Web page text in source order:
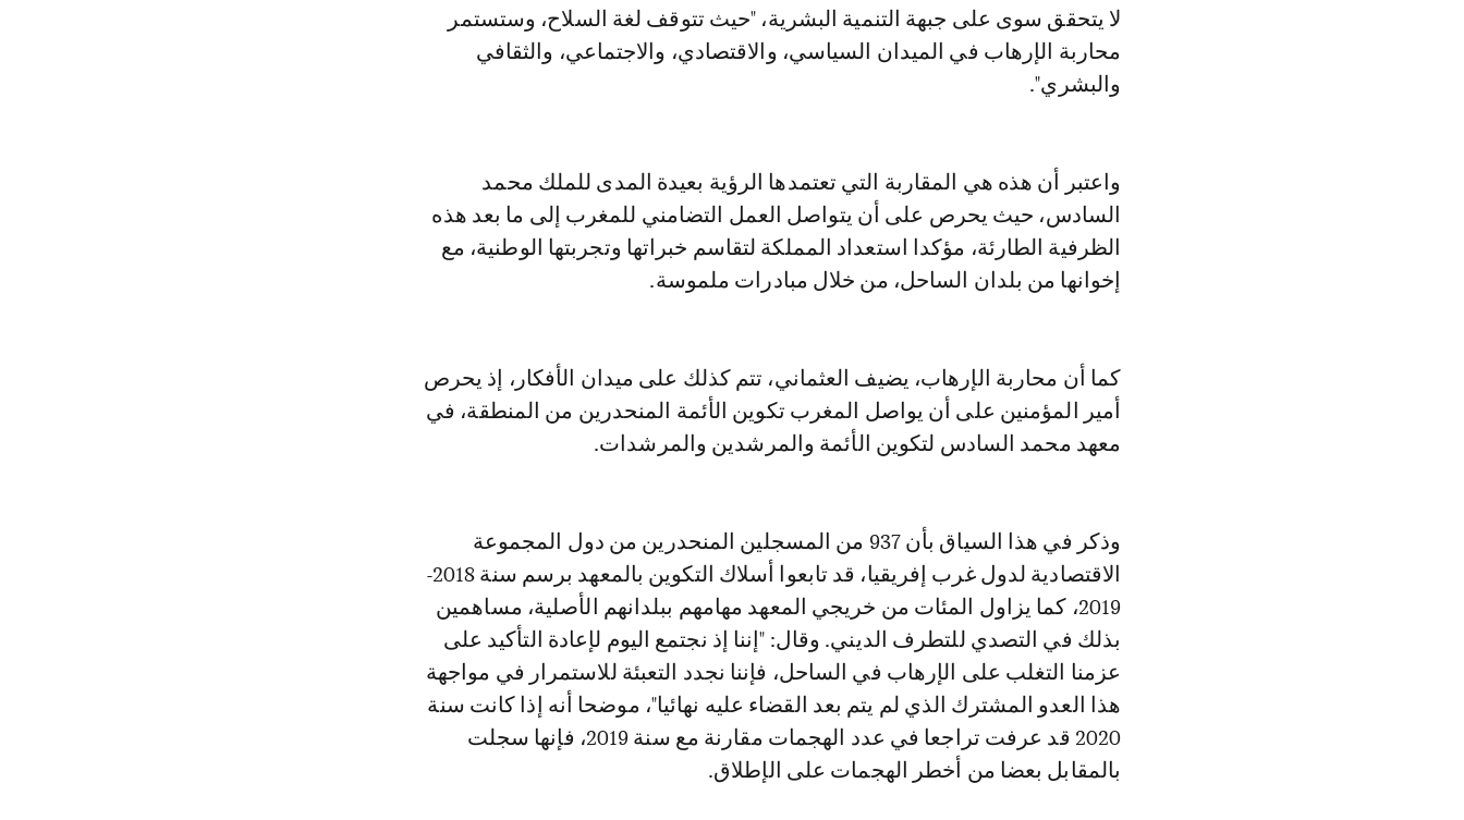
لا يتحقق سوى على جبهة التنمية البشرية، "حيث تتوقف لغة السلاح، وستستمر
محاربة الإرهاب في الميدان السياسي، والاقتصادي، والاجتماعي، والثقافي
والبشري".
واعتبر أن هذه هي المقاربة التي تعتمدها الرؤية بعيدة المدى للملك محمد
السادس، حيث يحرص على أن يتواصل العمل التضامني للمغرب إلى ما بعد هذه
الظرفية الطارئة، مؤكدا استعداد المملكة لتقاسم خبراتها وتجربتها الوطنية، مع
إخوانها من بلدان الساحل، من خلال مبادرات ملموسة.
كما أن محاربة الإرهاب، يضيف العثماني، تتم كذلك على ميدان الأفكار، إذ يحرص
أمير المؤمنين على أن يواصل المغرب تكوين الأئمة المنحدرين من المنطقة، في
معهد محمد السادس لتكوين الأئمة والمرشدين والمرشدات.
وذكر في هذا السياق بأن 937 من المسجلين المنحدرين من دول المجموعة
الاقتصادية لدول غرب إفريقيا، قد تابعوا أسلاك التكوين بالمعهد برسم سنة 2018-
2019، كما يزاول المئات من خريجي المعهد مهامهم ببلدانهم الأصلية، مساهمين
بذلك في التصدي للتطرف الديني. وقال: "إننا إذ نجتمع اليوم لإعادة التأكيد على
عزمنا التغلب على الإرهاب في الساحل، فإننا نجدد التعبئة للاستمرار في مواجهة
هذا العدو المشترك الذي لم يتم بعد القضاء عليه نهائيا"، موضحا أنه إذا كانت سنة
2020 قد عرفت تراجعا في عدد الهجمات مقارنة مع سنة 2019، فإنها سجلت
بالمقابل بعضا من أخطر الهجمات على الإطلاق.